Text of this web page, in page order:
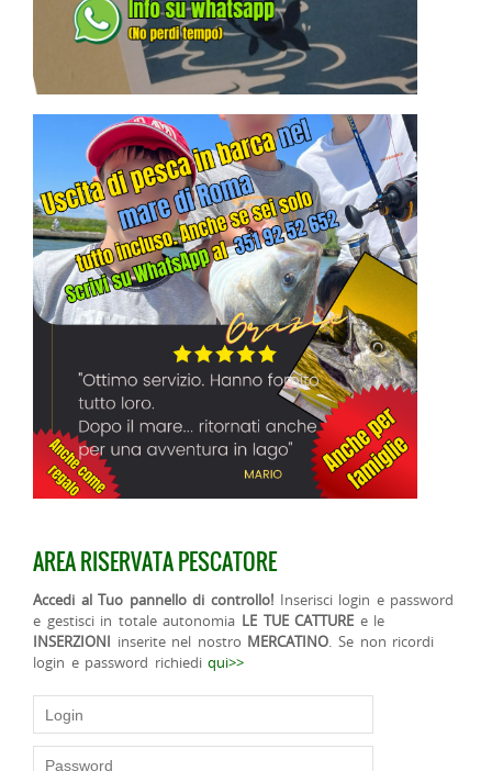
AREA RISERVATA PESCATORE
Accedi al Tuo pannello di controllo! Inserisci login e password
e gestisci in totale autonomia LE TUE CATTURE e le
INSERZIONI inserite nel nostro MERCATINO. Se non ricordi
login e password richiediqui>>